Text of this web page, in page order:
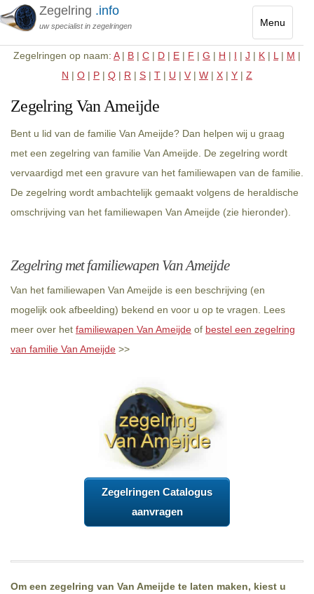
Menu
Toggle
Zegelring .info
uw specialist in zegelringen
Zegelringen op naam: A| B | C | D | E | F | G | H | I | J | K | L | M |
N | O | P | Q | R | S | T | U | V | W | X | Y | Z
Zegelring Van Ameijde
Bent u lid van de familie Van Ameijde? Dan helpen wij u graag
met een zegelring van familie Van Ameijde. De zegelring wordt
vervaardigd met een gravure van het familiewapen van de familie.
De zegelring wordt ambachtelijk gemaakt volgens de heraldische
omschrijving van het familiewapen Van Ameijde (zie hieronder).
Zegelring met familiewapen Van Ameijde
Van het familiewapen Van Ameijde is een beschrijving (en
mogelijk ook afbeelding) bekend en voor u op te vragen. Lees
meer over het familiewapen Van Ameijde of bestel een zegelring
van familie Van Ameijde >>
Zegelringen Catalogus
aanvragen
Om een zegelring van Van Ameijde te laten maken, kiest u